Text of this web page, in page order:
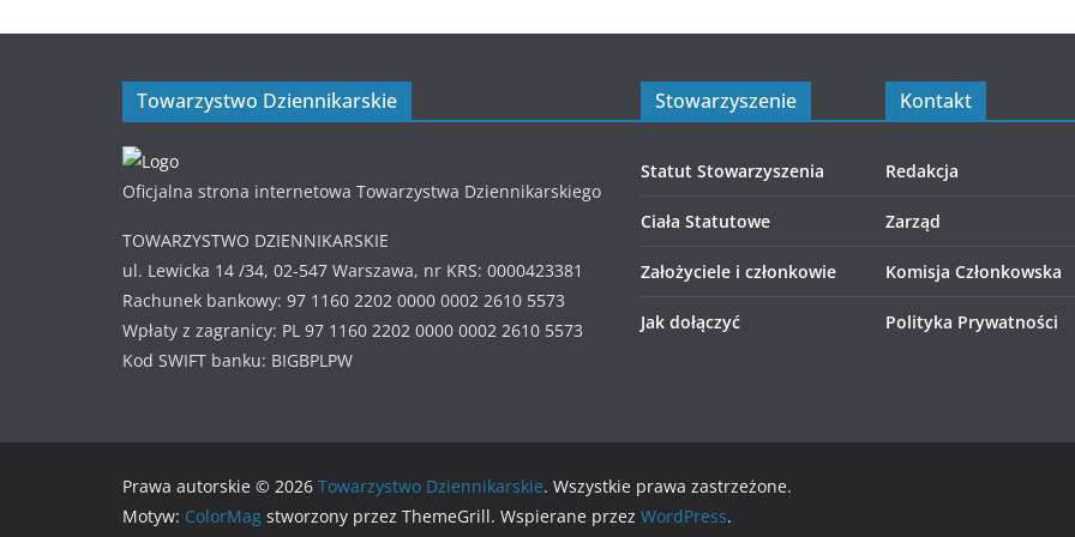
Towarzystwo Dziennikarskie
Oficjalna strona internetowa Towarzystwa Dziennikarskiego
TOWARZYSTWO DZIENNIKARSKIE
ul. Lewicka 14 /34, 02-547 Warszawa, nr KRS: 0000423381
Rachunek bankowy: 97 1160 2202 0000 0002 2610 5573
Wpłaty z zagranicy: PL 97 1160 2202 0000 0002 2610 5573
Kod SWIFT banku: BIGBPLPW
Stowarzyszenie
Statut Stowarzyszenia
Ciała Statutowe
Założyciele i członkowie
Jak dołączyć
Kontakt
Redakcja
Zarząd
Komisja Członkowska
Polityka Prywatności
Prawa autorskie © 2026 Towarzystwo Dziennikarskie. Wszystkie prawa zastrzeżone.
Motyw: ColorMag stworzony przez ThemeGrill. Wspierane przez WordPress.